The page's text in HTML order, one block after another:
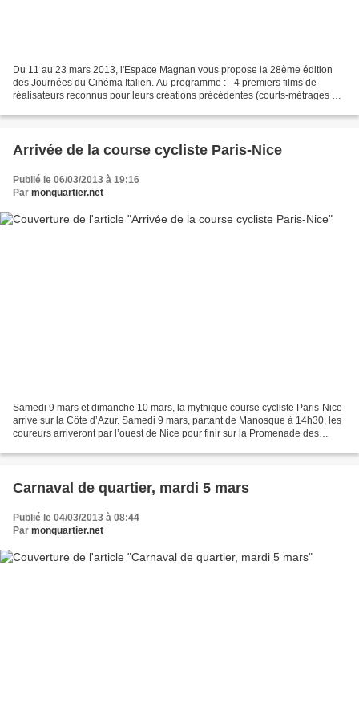
Du 11 au 23 mars 2013, l'Espace Magnan vous propose la 28ème édition
des Journées du Cinéma Italien. Au programme : - 4 premiers films de
réalisateurs reconnus pour leurs créations précédentes (courts-métrages et
Arrivée de la course cycliste Paris-Nice
Publié le 06/03/2013 à 19:16
Par monquartier.net
Samedi 9 mars et dimanche 10 mars, la mythique course cycliste Paris-Nice
arrive sur la Côte d’Azur. Samedi 9 mars, partant de Manosque à 14h30, les
coureurs arriveront par l’ouest de Nice pour finir sur la Promenade des
Carnaval de quartier, mardi 5 mars
Publié le 04/03/2013 à 08:44
Par monquartier.net